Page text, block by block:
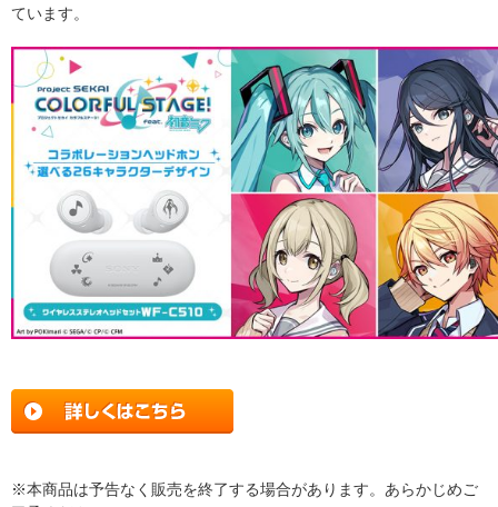
ています。
※本商品は予告なく販売を終了する場合があります。あらかじめご